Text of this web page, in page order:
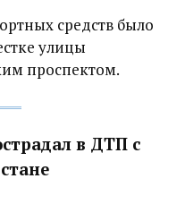
средств было
улицы
проспектом.
в ДТП с